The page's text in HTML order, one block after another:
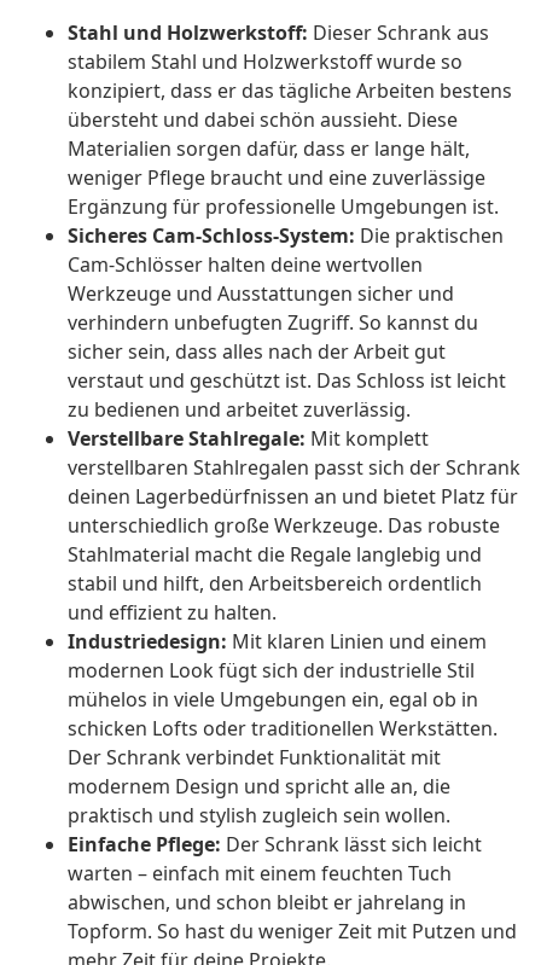
Stahl und Holzwerkstoff: Dieser Schrank aus
stabilem Stahl und Holzwerkstoff wurde so
konzipiert, dass er das tägliche Arbeiten bestens
übersteht und dabei schön aussieht. Diese
Materialien sorgen dafür, dass er lange hält,
weniger Pflege braucht und eine zuverlässige
Ergänzung für professionelle Umgebungen ist.
Sicheres Cam-Schloss-System: Die praktischen
Cam-Schlösser halten deine wertvollen
Werkzeuge und Ausstattungen sicher und
verhindern unbefugten Zugriff. So kannst du
sicher sein, dass alles nach der Arbeit gut
verstaut und geschützt ist. Das Schloss ist leicht
zu bedienen und arbeitet zuverlässig.
Verstellbare Stahlregale: Mit komplett
verstellbaren Stahlregalen passt sich der Schrank
deinen Lagerbedürfnissen an und bietet Platz für
unterschiedlich große Werkzeuge. Das robuste
Stahlmaterial macht die Regale langlebig und
stabil und hilft, den Arbeitsbereich ordentlich
und effizient zu halten.
Industriedesign: Mit klaren Linien und einem
modernen Look fügt sich der industrielle Stil
mühelos in viele Umgebungen ein, egal ob in
schicken Lofts oder traditionellen Werkstätten.
Der Schrank verbindet Funktionalität mit
modernem Design und spricht alle an, die
praktisch und stylish zugleich sein wollen.
Einfache Pflege: Der Schrank lässt sich leicht
warten – einfach mit einem feuchten Tuch
abwischen, und schon bleibt er jahrelang in
Topform. So hast du weniger Zeit mit Putzen und